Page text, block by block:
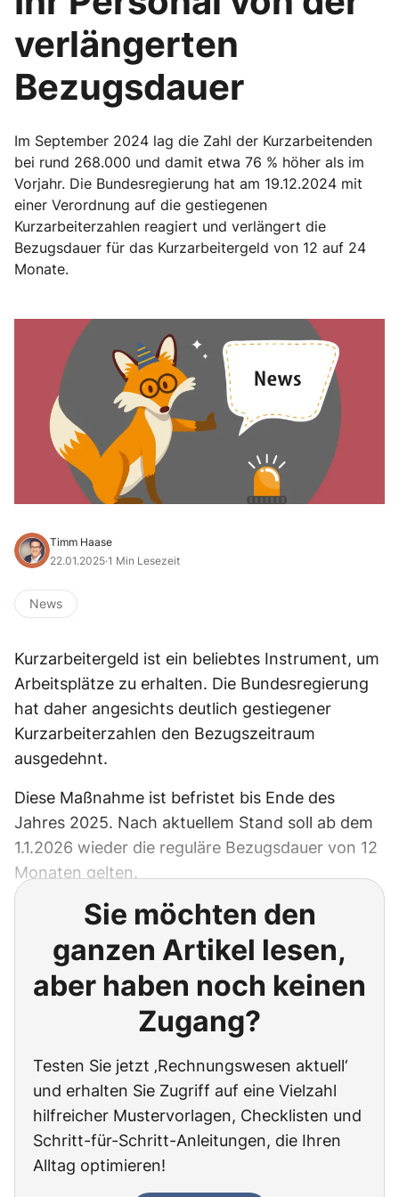
verlängerten
Bezugsdauer
Im September 2024 lag die Zahl der Kurzarbeitenden
bei rund 268.000 und damit etwa 76 % höher als im
Vorjahr. Die Bundesregierung hat am 19.12.2024 mit
einer Verordnung auf die gestiegenen
Kurzarbeiterzahlen reagiert und verlängert die
Bezugsdauer für das Kurzarbeitergeld von 12 auf 24
Monate.
Timm Haase
22.01.2025·1 Min Lesezeit
News
Kurzarbeitergeld ist ein beliebtes Instrument, um
Arbeitsplätze zu erhalten. Die Bundesregierung
hat daher angesichts deutlich gestiegener
Kurzarbeiterzahlen den Bezugszeitraum
ausgedehnt.
Diese Maßnahme ist befristet bis Ende des
Jahres 2025. Nach aktuellem Stand soll ab dem
1.1.2026 wieder die reguläre Bezugsdauer von 12
Monaten gelten.
Sie möchten den
ganzen Artikel lesen,
aber haben noch keinen
Zugang?
Testen Sie jetzt ‚Rechnungswesen aktuell‘
und erhalten Sie Zugriff auf eine Vielzahl
hilfreicher Mustervorlagen, Checklisten und
Schritt-für-Schritt-Anleitungen, die Ihren
Alltag optimieren!